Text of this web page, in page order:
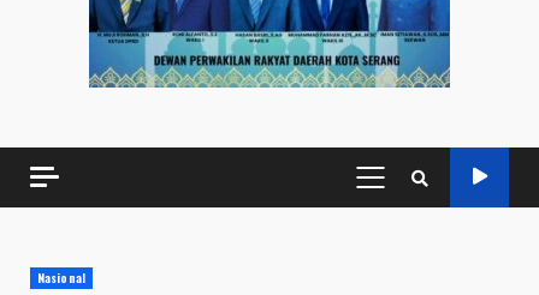
PRIMARY
MENU
Nasional